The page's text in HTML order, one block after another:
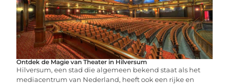
Ontdek de Magie van Theater in Hilversum
Hilversum, een stad die algemeen bekend staat als het
mediacentrum van Nederland, heeft ook een rijke en